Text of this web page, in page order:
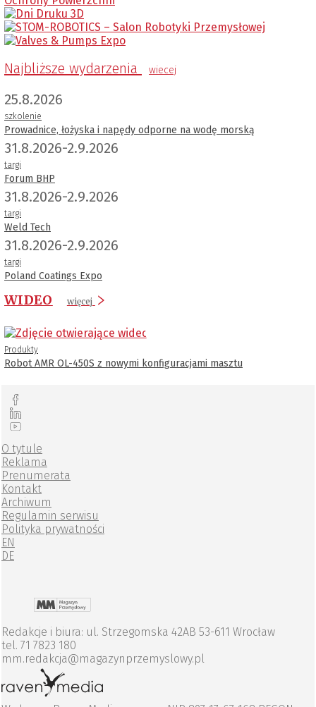
Najbliższe wydarzenia wiecej
25.8.2026
szkolenie
Prowadnice, łożyska i napędy odporne na wodę morską
31.8.2026-2.9.2026
targi
Forum BHP
31.8.2026-2.9.2026
targi
Weld Tech
31.8.2026-2.9.2026
targi
Poland Coatings Expo
WIDEO więcej
Produkty
Robot AMR OL-450S z nowymi konfiguracjami masztu
O tytule
Reklama
Prenumerata
Kontakt
Archiwum
Regulamin serwisu
Polityka prywatności
EN
DE
Redakcje i biura: ul. Strzegomska 42AB 53-611 Wrocław
tel. 71 7823 180
mm.redakcja@magazynprzemyslowy.pl